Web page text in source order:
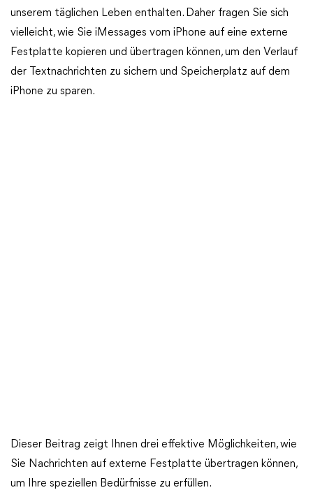
unserem täglichen Leben enthalten. Daher fragen Sie sich
vielleicht, wie Sie iMessages vom iPhone auf eine externe
Festplatte kopieren und übertragen können, um den Verlauf
der Textnachrichten zu sichern und Speicherplatz auf dem
iPhone zu sparen.
Dieser Beitrag zeigt Ihnen drei effektive Möglichkeiten, wie
Sie Nachrichten auf externe Festplatte übertragen können,
um Ihre speziellen Bedürfnisse zu erfüllen.